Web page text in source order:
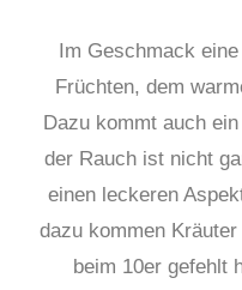
Im Geschmack
Früchten, dem
Dazu kommt auch
der Rauch ist nicht
einen leckeren
dazu kommen
beim 10er gefehlt